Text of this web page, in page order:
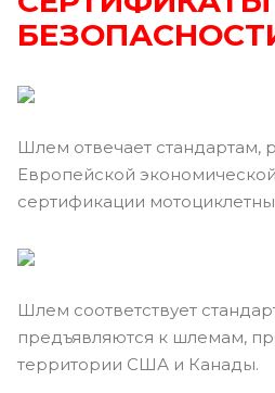
Шлем отвечает стандартам,
Европейской
сертификации
Шлем соответствует
предъявляются к шлемам,
территории США и Канады.